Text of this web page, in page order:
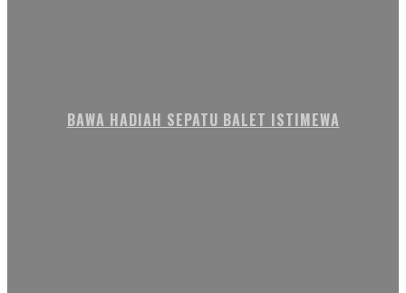
BAWA HADIAH SEPATU BALET ISTIMEWA